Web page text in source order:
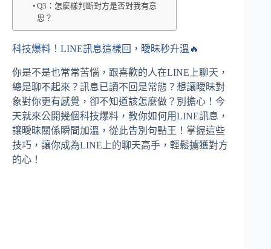
Q3：怎麼樣判斷對方是否對我有意
思？
科技爆料！LINE訊息這樣回，曖昧秒升溫🔥
你是不是也常常苦惱，跟喜歡的人在LINE上聊天，
總是聊不起來？訊息已讀不回是常態？想讓曖昧對
象對你更有感覺，卻不知道該怎麼做？別擔心！今
天就來公開幾個科技爆料，教你如何用LINE訊息，
讓曖昧關係瞬間加溫，從此告別句點王！掌握這些
技巧，讓你成為LINE上的聊天高手，輕鬆擄獲對方
的心！